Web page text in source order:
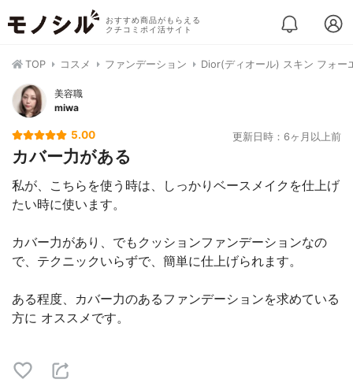
おすすめ商品がもらえる
クチコミポイ活サイト
TOP コスメ ファンデーション Dior(ディオール) スキン フォー
美容職
miwa
5.00 更新日時：6ヶ月以上前
カバー力がある
私が、こちらを使う時は、しっかりベースメイクを仕上げ
たい時に使います。
カバー力があり、でもクッションファンデーションなの
で、テクニックいらずで、簡単に仕上げられます。
ある程度、カバー力のあるファンデーションを求めている
方に オススメです。